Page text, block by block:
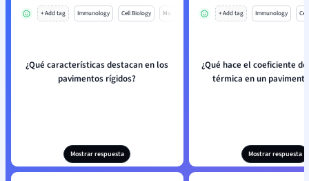
+ Add tag Immunology Cell Biology Mo
¿Qué características destacan en los
pavimentos rígidos?
Mostrar respuesta
+ Add tag Immunology
¿Qué hace el coeficiente
térmica en un
Mostrar respuesta